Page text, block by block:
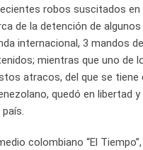
robos suscitados en
de la detención de algunos
internacional, 3 mandos
mientras que uno de
atracos, del que se
quedó en libertad
colombiano “El